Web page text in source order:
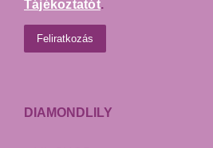
Tájékoztatót.
DIAMONDLILY